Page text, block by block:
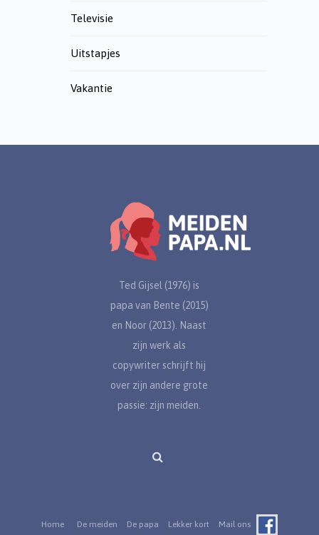
Televisie
Uitstapjes
Vakantie
Ted Gijsel (1976) is
papa van Bente (2015)
en Noor (2013). Naast
zijn werk als
copywriter schrijft hij
over zijn andere grote
passie: zijn meiden.
Home De meiden De papa Lekker kort Mail ons